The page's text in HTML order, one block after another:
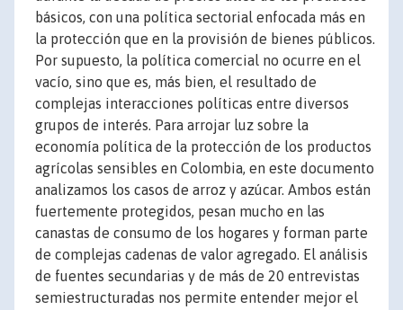
básicos, con una política sectorial enfocada más en
la protección que en la provisión de bienes públicos.
Por supuesto, la política comercial no ocurre en el
vacío, sino que es, más bien, el resultado de
complejas interacciones políticas entre diversos
grupos de interés. Para arrojar luz sobre la
economía política de la protección de los productos
agrícolas sensibles en Colombia, en este documento
analizamos los casos de arroz y azúcar. Ambos están
fuertemente protegidos, pesan mucho en las
canastas de consumo de los hogares y forman parte
de complejas cadenas de valor agregado. El análisis
de fuentes secundarias y de más de 20 entrevistas
semiestructuradas nos permite entender mejor el